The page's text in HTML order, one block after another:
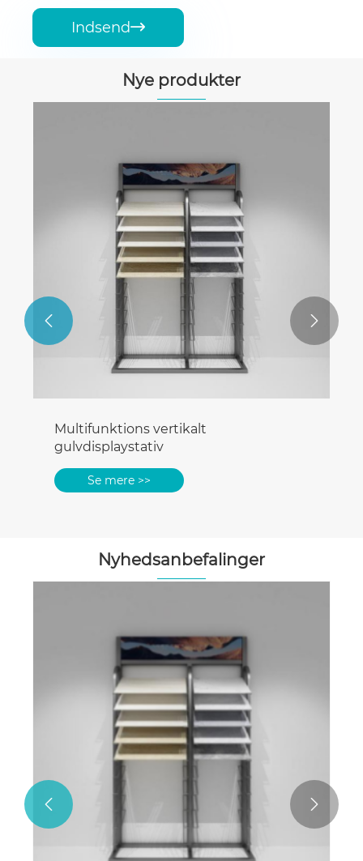
Indsend
Nye produkter
Multifunktions vertikalt
gulvdisplaystativ
Se mere >>
 
Nyhedsanbefalinger
 